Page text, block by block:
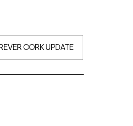
CORK UPDATE